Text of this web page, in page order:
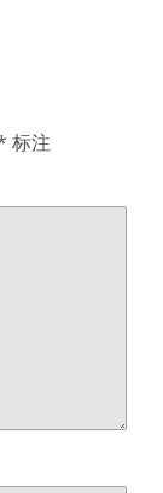
标注